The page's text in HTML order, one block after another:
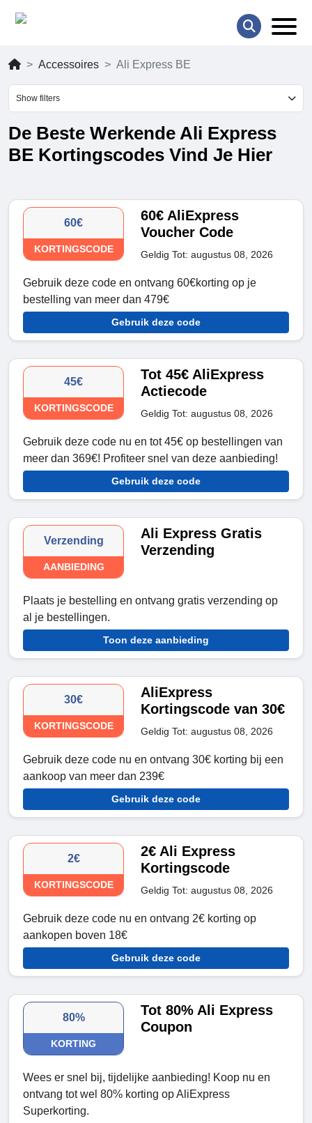
Accessoires Ali Express BE
Show filters
De Beste Werkende Ali Express
BE Kortingscodes Vind Je Hier
60€
KORTINGSCODE
60€ AliExpress
Voucher Code
Geldig Tot: augustus 08, 2026
Gebruik deze code en ontvang 60€korting op je
bestelling van meer dan 479€
Gebruik deze code
45€
KORTINGSCODE
Tot 45€ AliExpress
Actiecode
Geldig Tot: augustus 08, 2026
Gebruik deze code nu en tot 45€ op bestellingen van
meer dan 369€! Profiteer snel van deze aanbieding!
Gebruik deze code
Verzending
AANBIEDING
Ali Express Gratis
Verzending
Plaats je bestelling en ontvang gratis verzending op
al je bestellingen.
Toon deze aanbieding
30€
KORTINGSCODE
AliExpress
Kortingscode van 30€
Geldig Tot: augustus 08, 2026
Gebruik deze code nu en ontvang 30€ korting bij een
aankoop van meer dan 239€
Gebruik deze code
2€
KORTINGSCODE
2€ Ali Express
Kortingscode
Geldig Tot: augustus 08, 2026
Gebruik deze code nu en ontvang 2€ korting op
aankopen boven 18€
Gebruik deze code
80%
KORTING
Tot 80% Ali Express
Coupon
Wees er snel bij, tijdelijke aanbieding! Koop nu en
ontvang tot wel 80% korting op AliExpress
Superkorting.